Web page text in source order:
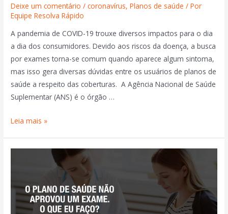
Deixe um comentário /coronavírus,Planos de saúde / Por
Equipe Resolva Rápido
A pandemia de COVID-19 trouxe diversos impactos para o dia
a dia dos consumidores. Devido aos riscos da doença, a busca
por exames torna-se comum quando aparece algum sintoma,
mas isso gera diversas dúvidas entre os usuários de planos de
saúde a respeito das coberturas. A Agência Nacional de Saúde
Suplementar (ANS) é o órgão …
Leia mais »